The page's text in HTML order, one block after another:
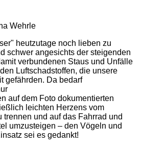
Wehrle
heutzutage noch lieben zu
schwer angesichts der steigenden
verbundenen Staus und Unfälle
Luftschadstoffen, die unsere
gefährden. Da bedarf
auf dem Foto dokumentierten
leichten Herzens vom
und auf das Fahrrad und
umzusteigen – den Vögeln und
sei es gedankt!